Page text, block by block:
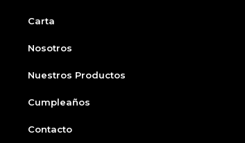
Carta
Nosotros
Nuestros Productos
Cumpleaños
Contacto